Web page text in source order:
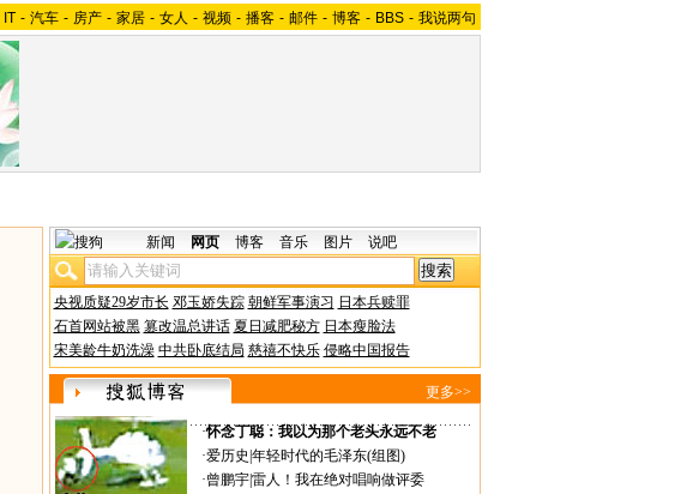
IT - 汽车 - 房产 - 家居 - 女人 - 视频 - 播客 - 邮件 - 博客 - BBS - 我说两句
新闻 网页 博客 音乐 图片 说吧
央视质疑29岁市长 邓玉娇失踪 朝鲜军事演习 日本兵赎罪
石首网站被黑 篡改温总讲话 夏日减肥秘方 日本瘦脸法
宋美龄牛奶洗澡 中共卧底结局 慈禧不快乐 侵略中国报告
更多>>
·怀念丁聪：我以为那个老头永远不老
·爱历史 年轻时代的毛泽东(组图)
·曾鹏宇|雷人！我在绝对唱响做评委